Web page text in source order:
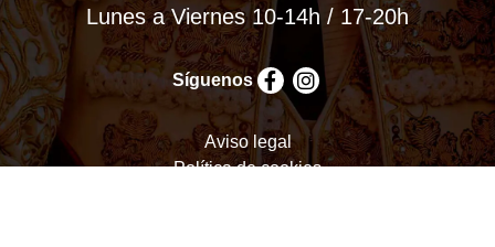
Lunes a Viernes 10-14h / 17-20h
Síguenos
Aviso legal
Política de cookies